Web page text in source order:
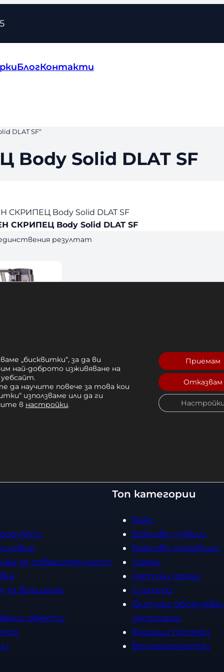
БлогКонтакти
DLAT SF“
Solid DLAT SF
СКРИПЕЦ Body Solid DLAT SF
СКРИПЕЦ Body Solid DLAT SF
резултат
СКРИПЕЦ
SF
лв.
за поверителност
за връщане
обекти
Топ категории
Бокс
Боксови чували
Боксови ръкавици
Дрехи
Детски дрехи
Суичъри
Фитнес
аксесоари
Бягащи пътеки
Велоергометри
„бисквитки“, за да ви
най-доброто изживяване на
да научите повече за това кои
използваме или да ги
в настройки.
Приемам
Отказвам